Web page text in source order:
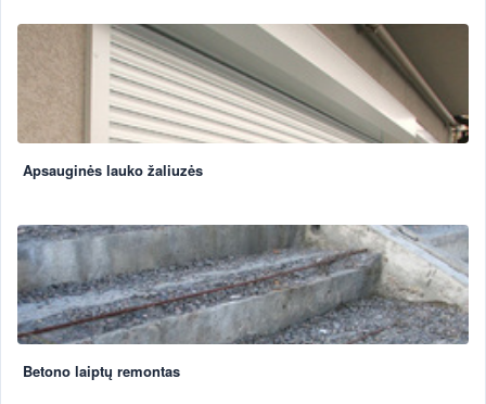
Apsauginės lauko žaliuzės
Betono laiptų remontas